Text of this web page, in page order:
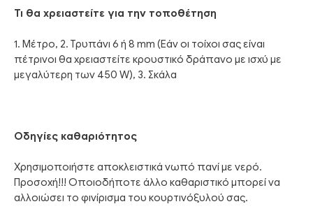
Τι θα χρειαστείτε για την τοποθέτηση
1. Μέτρο, 2. Τρυπάνι 6 ή 8 mm (Εάν οι τοίχοι σας είναι
πέτρινοι θα χρειαστείτε κρουστικό δράπανο με ισχύ με
μεγαλύτερη των 450 W), 3. Σκάλα
Οδηγίες καθαριότητος
Χρησιμοποιήστε αποκλειστικά νωπό πανί με νερό.
Προσοχή!!! Οποιοδήποτε άλλο καθαριστικό μπορεί να
αλλοιώσει το φινίρισμα του κουρτινόξυλού σας.